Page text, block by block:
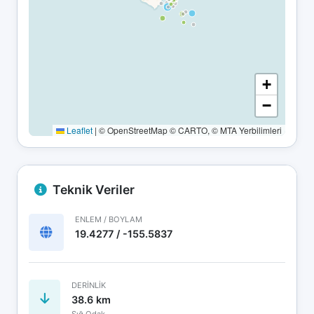
+
−
Leaflet | © OpenStreetMap © CARTO, © MTA Yerbilimleri
Teknik Veriler
ENLEM / BOYLAM
19.4277 / -155.5837
DERINLIK
38.6 km